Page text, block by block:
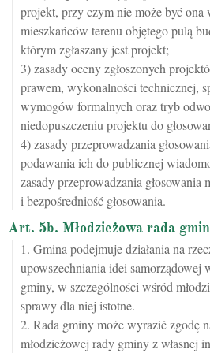
projekt, przy czym nie może być ona
mieszkańców terenu objętego pulą
którym zgłaszany jest projekt;
3) zasady oceny zgłoszonych
prawem, wykonalności technicznej,
wymogów formalnych oraz tryb
niedopuszczeniu projektu do
4) zasady przeprowadzania
podawania ich do publicznej
zasady przeprowadzania głosowania
i bezpośredniość głosowania.
Art. 5b. Młodzieżowa rada
1. Gmina podejmuje działania na
upowszechniania idei samorządowej
gminy, w szczególności wśród
sprawy dla niej istotne.
2. Rada gminy może wyrazić zgodę
młodzieżowej rady gminy z własnej